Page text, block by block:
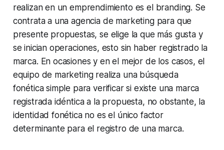
realizan en un emprendimiento es el
branding. Se
contrata a una agencia de marketing para que
presente propuestas, se elige la que más gusta y
se inician operaciones, esto sin haber registrado la
marca. En ocasiones y en el mejor de los casos, el
equipo de marketing realiza una búsqueda
fonética simple para verificar si existe una marca
registrada idéntica a la propuesta, no obstante, la
identidad fonética no es el único factor
determinante para el registro de una marca.